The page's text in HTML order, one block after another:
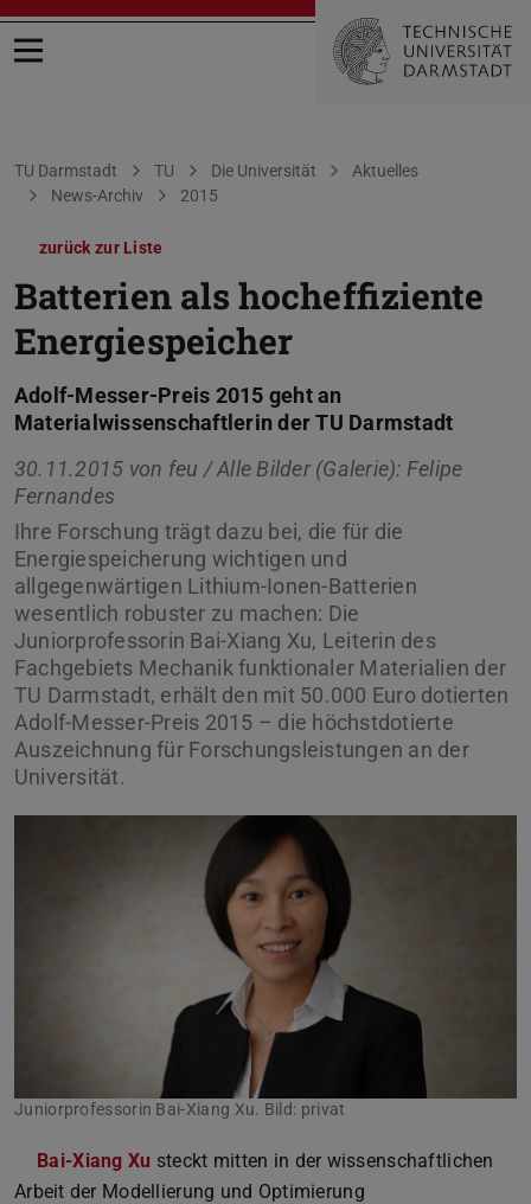
Menü öffnen
Sie befinden sich hier:
TU Darmstadt TU Die Universität
Aktuelles
News-Archiv
2015
zurück zur Liste
Batterien als hocheffiziente
Energiespeicher
Adolf-Messer-Preis 2015 geht an
Materialwissenschaftlerin der TU Darmstadt
30.11.2015 von feu / Alle Bilder (Galerie): Felipe
Fernandes
Ihre Forschung trägt dazu bei, die für die
Energiespeicherung wichtigen und
allgegenwärtigen Lithium-Ionen-Batterien
wesentlich robuster zu machen: Die
Juniorprofessorin Bai-Xiang Xu, Leiterin des
Fachgebiets Mechanik funktionaler Materialien der
TU Darmstadt, erhält den mit 50.000 Euro dotierten
Adolf-Messer-Preis 2015 – die höchstdotierte
Auszeichnung für Forschungsleistungen an der
Universität.
Juniorprofessorin Bai-Xiang Xu. Bild: privat
Bai-Xiang Xu steckt mitten in der wissenschaftlichen
Arbeit der Modellierung und Optimierung